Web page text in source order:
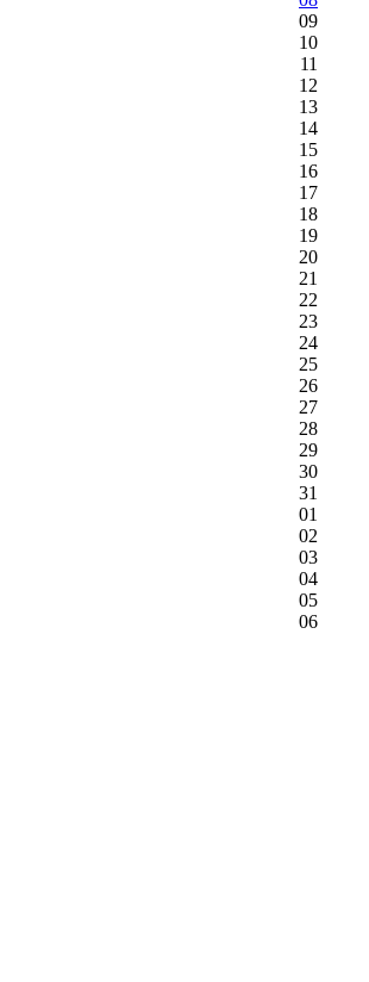
09
10
11
12
13
14
15
16
17
18
19
20
21
22
23
24
25
26
27
28
29
30
31
01
02
03
04
05
06